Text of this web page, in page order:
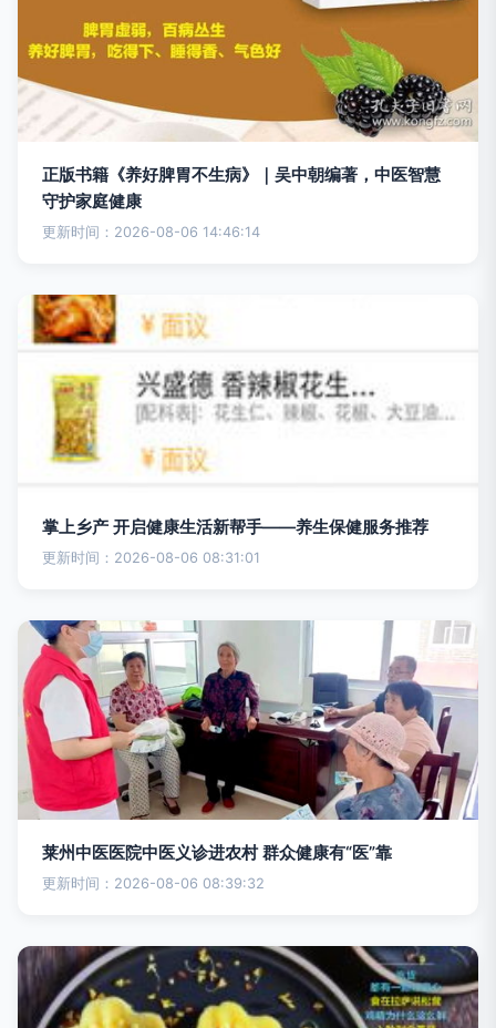
正版书籍《养好脾胃不生病》｜吴中朝编著，中医智慧
守护家庭健康
更新时间：2026-08-06 14:46:14
掌上乡产 开启健康生活新帮手——养生保健服务推荐
更新时间：2026-08-06 08:31:01
莱州中医医院中医义诊进农村 群众健康有“医”靠
更新时间：2026-08-06 08:39:32